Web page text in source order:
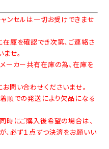
ンセルは一切お受けできませ
庫を確認でき次第、ご連絡さ
せ。
ーカー共有在庫の為、在庫を
問い合わせくださいませ。
順での発送により欠品になる
時にご購入後希望の場合は、
、必ず１点ずつ決済をお願いい